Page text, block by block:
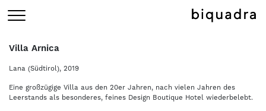
Villa Arnica
Lana (Südtirol), 2019
Eine großzügige Villa aus den 20er Jahren, nach vielen Jahren des
Leerstands als besonderes, feines Design Boutique Hotel wiederbelebt.